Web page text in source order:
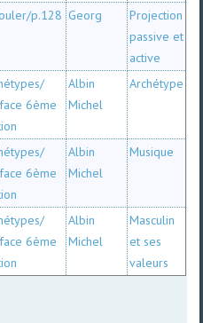
p.128 Georg
Projection
passive et
active
6ème
Albin
Michel
Archétype
6ème
Albin
Michel
Musique
6ème
Albin
Michel
Masculin
et ses
valeurs